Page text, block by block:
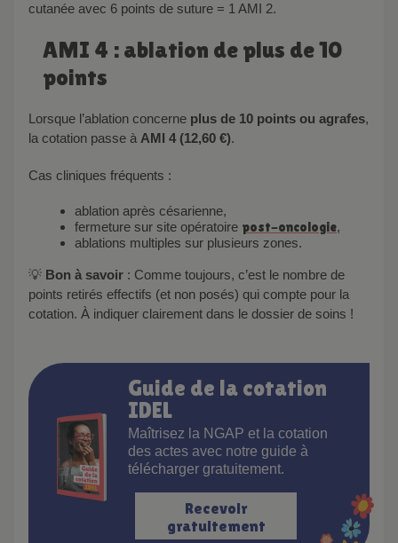
cutanée avec 6 points de suture = 1 AMI 2.
AMI 4 : ablation de plus de 10
points
Lorsque l’ablation concerne plus de 10 points ou agrafes,
la cotation passe àAMI 4 (12,60 €).
Cas cliniques fréquents :
ablation après césarienne,
fermeture sur site opératoire post-oncologie,
ablations multiples sur plusieurs zones.
Bon à savoir : Comme toujours, c’est le nombre de
points retirés effectifs (et non posés) qui compte pour la
cotation. À indiquer clairement dans le dossier de soins !
Guide de la cotation
IDEL
Maîtrisez la NGAP et la cotation
des actes avec notre guide à
télécharger gratuitement.
Recevoir
gratuitement